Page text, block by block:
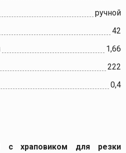
ручной
42
1,66
222
0,4
с храповиком для резки